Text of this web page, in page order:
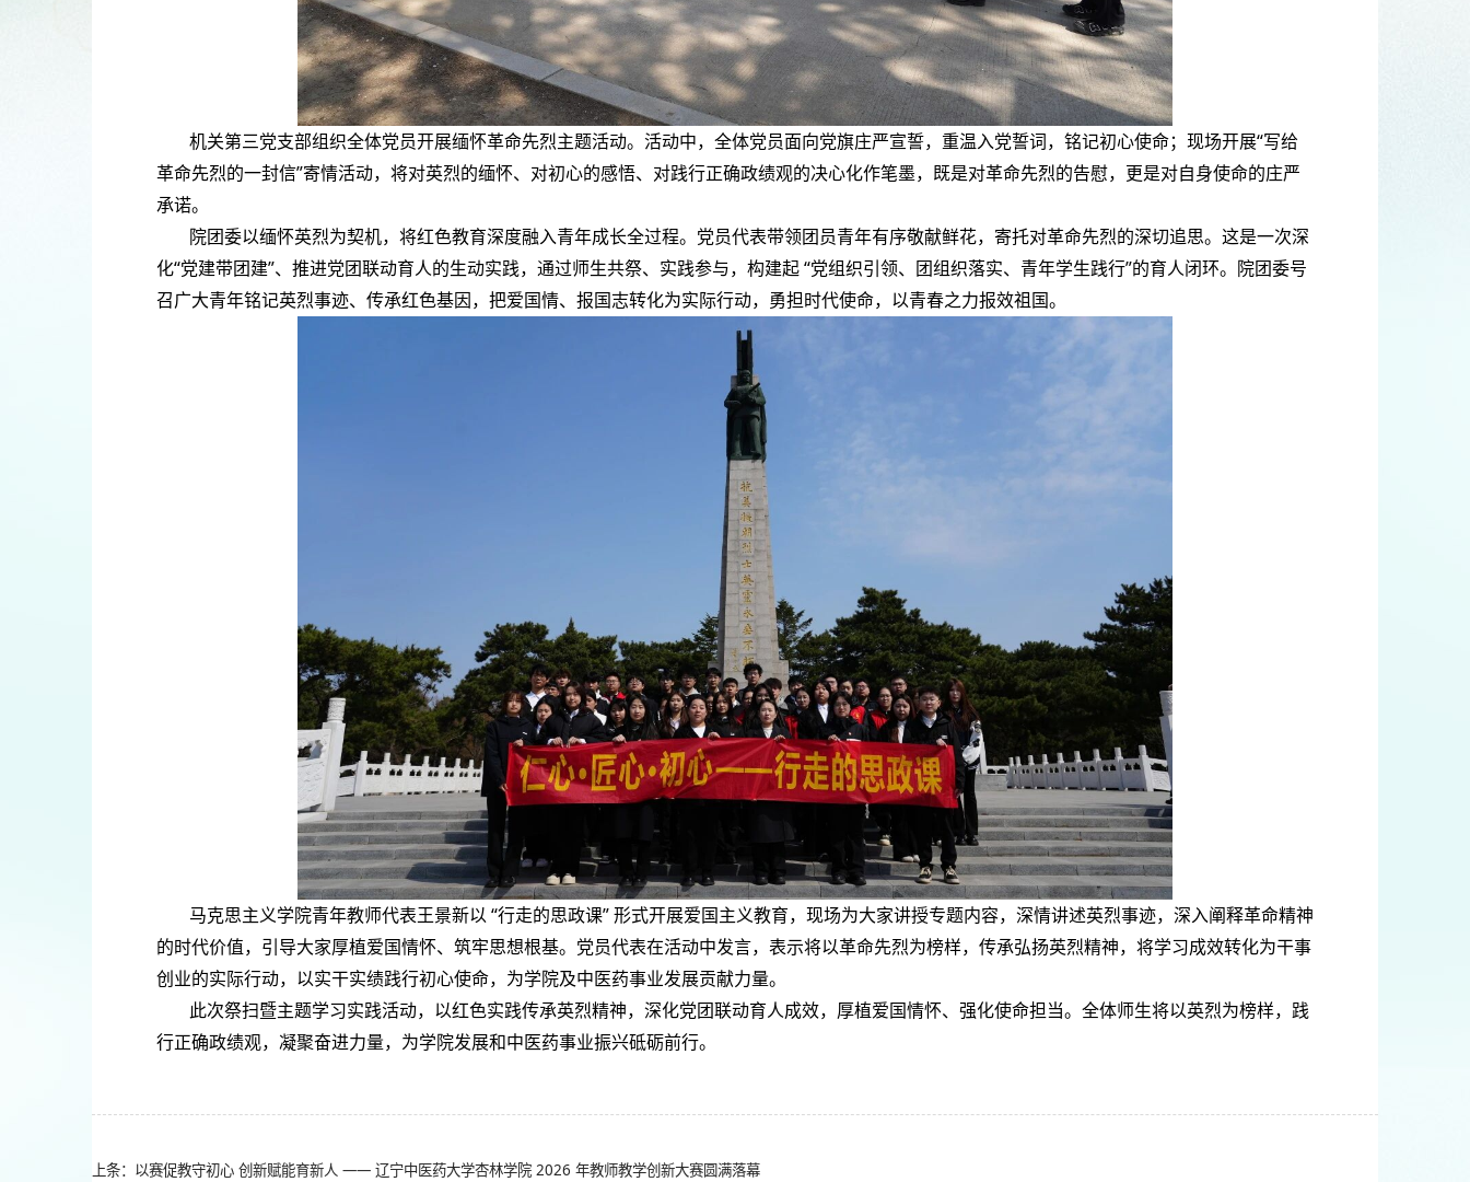
机关第三党支部组织全体党员开展缅怀革命先烈主题活动。活动中，全体党员面向党旗庄严宣誓，重温入党誓词，铭记初心使命；现场开展“写给
革命先烈的一封信”寄情活动，将对英烈的缅怀、对初心的感悟、对践行正确政绩观的决心化作笔墨，既是对革命先烈的告慰，更是对自身使命的庄严
承诺。
院团委以缅怀英烈为契机，将红色教育深度融入青年成长全过程。党员代表带领团员青年有序敬献鲜花，寄托对革命先烈的深切追思。这是一次深
化“党建带团建”、推进党团联动育人的生动实践，通过师生共祭、实践参与，构建起 “党组织引领、团组织落实、青年学生践行”的育人闭环。院团委号
召广大青年铭记英烈事迹、传承红色基因，把爱国情、报国志转化为实际行动，勇担时代使命，以青春之力报效祖国。
马克思主义学院青年教师代表王景新以 “行走的思政课” 形式开展爱国主义教育，现场为大家讲授专题内容，深情讲述英烈事迹，深入阐释革命精神
的时代价值，引导大家厚植爱国情怀、筑牢思想根基。党员代表在活动中发言，表示将以革命先烈为榜样，传承弘扬英烈精神，将学习成效转化为干事
创业的实际行动，以实干实绩践行初心使命，为学院及中医药事业发展贡献力量。
此次祭扫暨主题学习实践活动，以红色实践传承英烈精神，深化党团联动育人成效，厚植爱国情怀、强化使命担当。全体师生将以英烈为榜样，践
行正确政绩观，凝聚奋进力量，为学院发展和中医药事业振兴砥砺前行。
上条：以赛促教守初心 创新赋能育新人 —— 辽宁中医药大学杏林学院 2026 年教师教学创新大赛圆满落幕